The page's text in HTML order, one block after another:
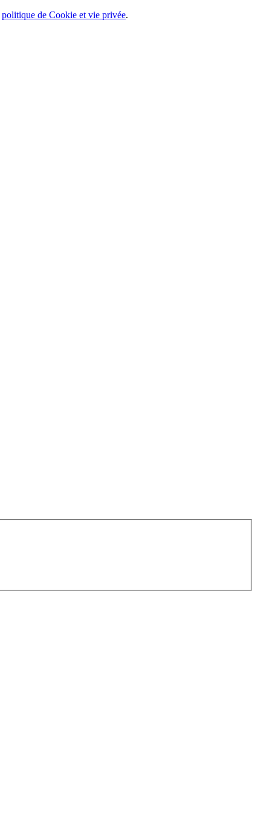
politique de Cookie et vie privée.